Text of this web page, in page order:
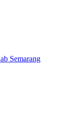
Semarang